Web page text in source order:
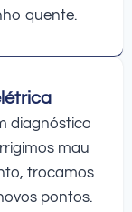
quente.
diagnóstico
mau
trocamos
pontos.